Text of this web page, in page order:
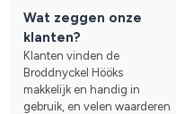
Wat zeggen onze
klanten?
Klanten vinden de
Broddnyckel Hööks
makkelijk en handig in
gebruik, en velen waarderen